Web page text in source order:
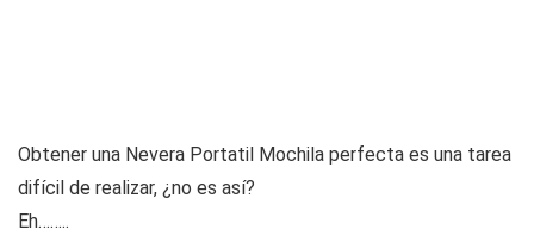
Obtener una Nevera Portatil Mochila perfecta es una tarea
difícil de realizar, ¿no es así?
Eh……..